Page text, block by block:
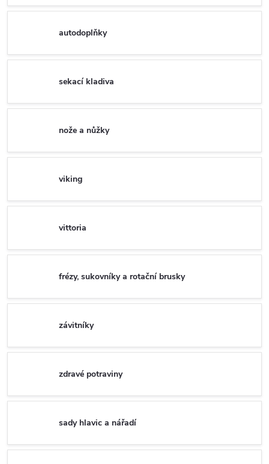
autodoplňky
sekací kladiva
nože a nůžky
viking
vittoria
frézy, sukovníky a rotační brusky
závitníky
zdravé potraviny
sady hlavic a nářadí